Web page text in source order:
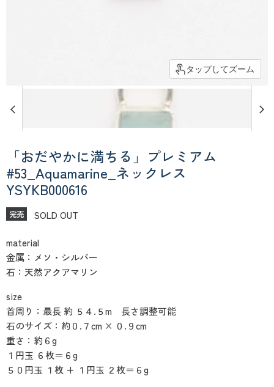
タップしてズーム
「おだやかに満ちる」プレミアム
#53_Aquamarine_ネックレス
YSYKB000616
完売 SOLD OUT
material
金属：メソ・シルバー
石：天然アクアマリン
size
首周り：最長 約 ５４.５m 長さ調整可能
石のサイズ：約０.７cm × ０.９cm
重さ：約６g
１円玉 ６枚＝６g
５０円玉 １枚 + １円玉 ２枚＝６g